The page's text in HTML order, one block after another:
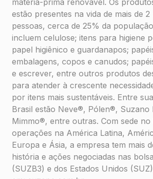
matéria-prima renovável. Os
estão presentes na vida de mais de 2
pessoas, cerca de 25% da
incluem celulose; itens para higiene
papel higiênico e guardanapos;
embalagens, copos e canudos;
e escrever, entre outros produtos
para atender à crescente
por itens mais sustentáveis. Entre
Brasil estão Neve®, Pólen®, Suzano
Mimmo®, entre outras. Com sede no
operações na América Latina,
Europa e Ásia, a empresa tem mais
história e ações negociadas nas
(SUZB3) e dos Estados Unidos